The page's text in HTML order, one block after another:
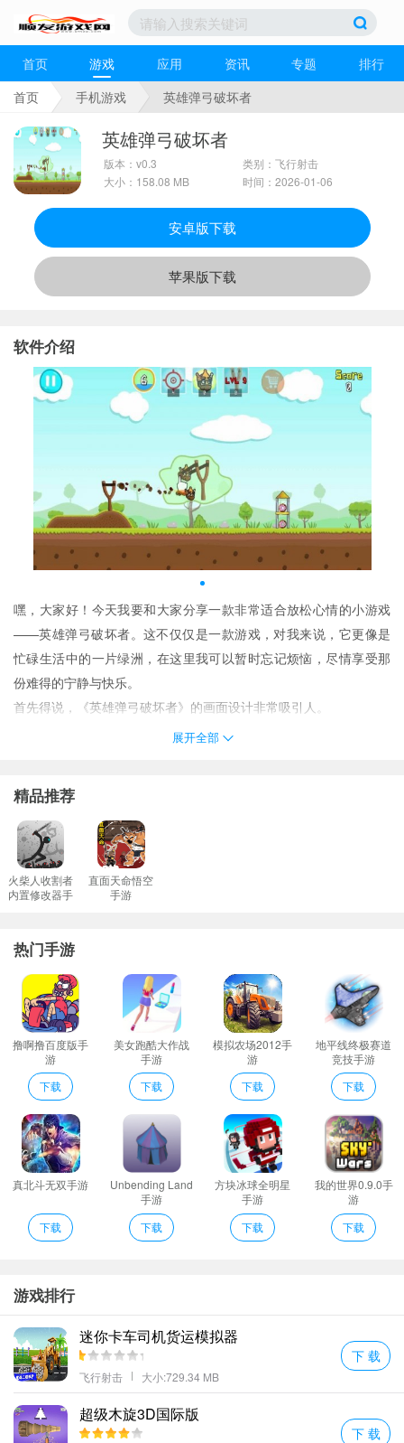
首页 游戏 应用 资讯 专题
排行
首页
手机游戏 英雄弹弓破坏者
英雄弹弓破坏者
版本：v0.3
大小：158.08 MB
类别：飞行射击
时间：2026-01-06
安卓版下载
苹果版下载
软件介绍
嘿，大家好！今天我要和大家分享一款非常适合放松心情的小游戏
——英雄弹弓破坏者。这不仅仅是一款游戏，对我来说，它更像是
忙碌生活中的一片绿洲，在这里我可以暂时忘记烦恼，尽情享受那
份难得的宁静与快乐。
首先得说，《英雄弹弓破坏者》的画面设计非常吸引人。
感受到一种温暖而又充满活力的气息扑面而来。这种视觉上的享受
对于缓解日常压力来说是非常有效的。
说到玩法，这款游戏可以说是既简单又有趣。
只需要通过简单的滑
动操作就能控制弹弓发射方向和力度，然后就是等待你的“英雄”击中
目标啦！
展开全部
精品推荐
火柴人收割者
内置修改器手
直面天命悟空
手游
热门手游
撸啊撸百度版手
游
下载
美女跑酷大作战
手游
下载
模拟农场2012手
游
下载
地平线终极赛道
竞技手游
下载
真北斗无双手游
下载
Unbending Land
手游
下载
方块冰球全明星
手游
下载
我的世界0.9.0手
游
下载
游戏排行
迷你卡车司机货运模拟器
飞行射击 大小:729.34 MB
下 载
超级木旋3D国际版
下 载